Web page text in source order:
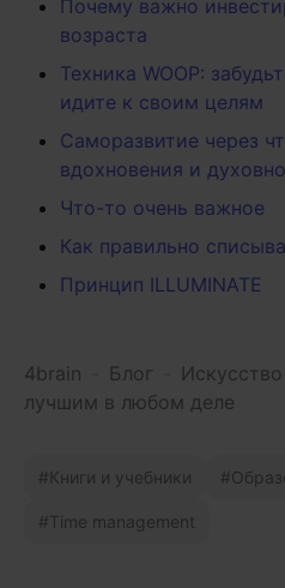
Почему важно
возраста
Техника WOOP:
идите к своим целям
Саморазвитие через
вдохновения и
Что-то очень важное
Как правильно
Принцип ILLUMINATE
4brain Блог
лучшим в любом деле
Книги и учебники
Time management